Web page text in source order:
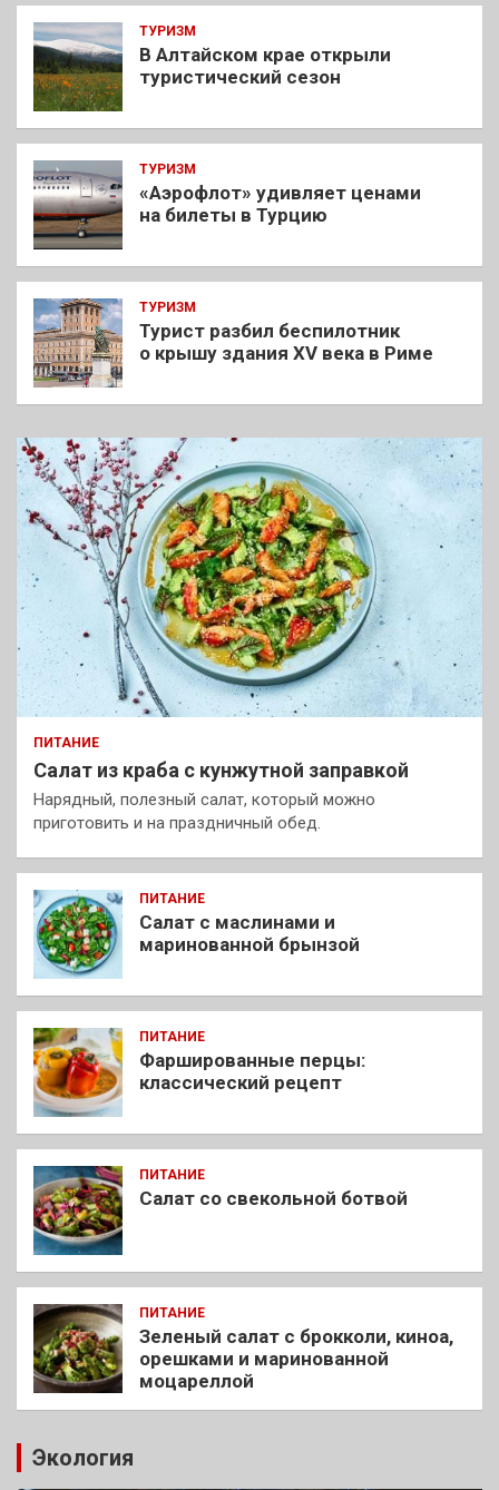
ТУРИЗМ
В Алтайском крае открыли
туристический сезон
ТУРИЗМ
«Аэрофлот» удивляет ценами
на билеты в Турцию
ТУРИЗМ
Турист разбил беспилотник
о крышу здания XV века в Риме
ПИТАНИЕ
Салат из краба с кунжутной заправкой
Нарядный, полезный салат, который можно
приготовить и на праздничный обед.
ПИТАНИЕ
Салат с маслинами и
маринованной брынзой
ПИТАНИЕ
Фаршированные перцы:
классический рецепт
ПИТАНИЕ
Салат со свекольной ботвой
ПИТАНИЕ
Зеленый салат с брокколи, киноа,
орешками и маринованной
моцареллой
Экология